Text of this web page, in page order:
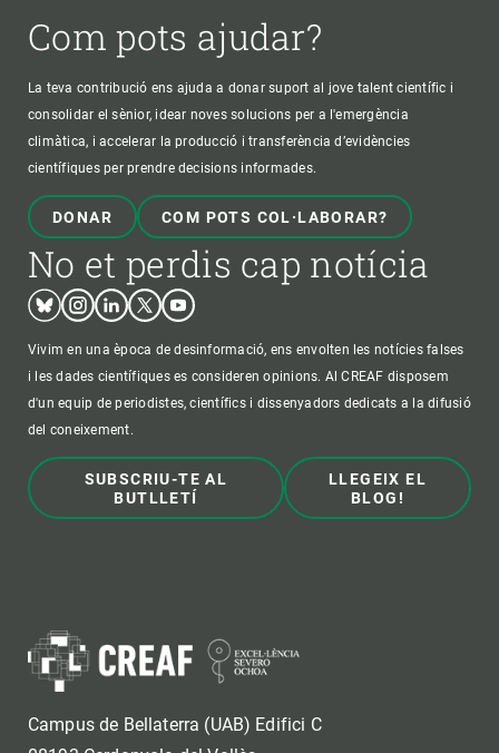
Com pots ajudar?
La teva contribució ens ajuda a donar suport al jove talent científic i
consolidar el sènior, idear noves solucions per a l'emergència
climàtica, i accelerar la producció i transferència d’evidències
científiques per prendre decisions informades.
DONAR COM POTS COL·LABORAR?
No et perdis cap notícia
BlueskyInstagram
LinkedinTwitterYoutube
Vivim en una època de desinformació, ens envolten les notícies falses
i les dades científiques es consideren opinions. Al CREAF disposem
d'un equip de periodistes, científics i dissenyadors dedicats a la difusió
del coneixement.
SUBSCRIU-TE AL
BUTLLETÍ
LLEGEIX EL
BLOG!
Campus de Bellaterra (UAB) Edifici C